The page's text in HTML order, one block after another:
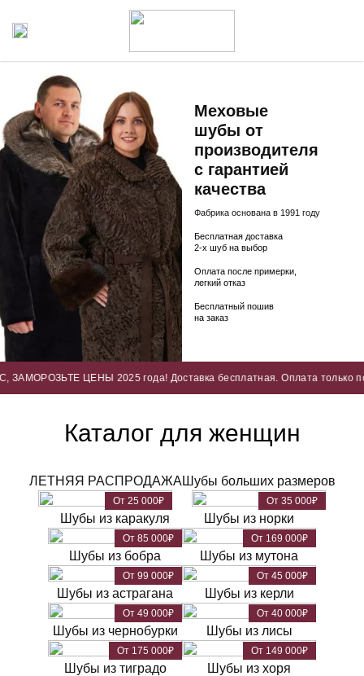
Меховые
шубы от
производителя
с гарантией
качества
Фабрика основана в 1991 году
Бесплатная доставка
2-х шуб на выбор
Оплата после примерки,
легкий отказ
Бесплатный пошив
на заказ
ЦЕНЫ 2025 года! Доставка бесплатная. Оплата только после
Каталог для женщин
ЛЕТНЯЯ РАСПРОДАЖА
От 25 000₽
Шубы больших размеров
От 35 000₽
Шубы из каракуля
От 85 000₽
Шубы из норки
От 169 000₽
Шубы из бобра
От 99 000₽
Шубы из мутона
От 45 000₽
Шубы из астрагана
От 49 000₽
Шубы из керли
От 40 000₽
Шубы из чернобурки
От 175 000₽
Шубы из лисы
От 149 000₽
Шубы из тиградо Шубы из хоря